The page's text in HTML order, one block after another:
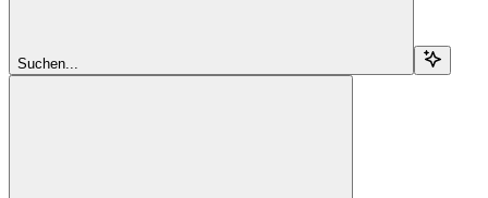
Suchen...